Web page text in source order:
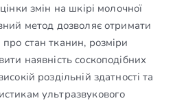
змін на шкірі молочної
метод дозволяє отримати
стан тканин, розміри
наявність соскоподібних
роздільній здатності та
ультразвукового